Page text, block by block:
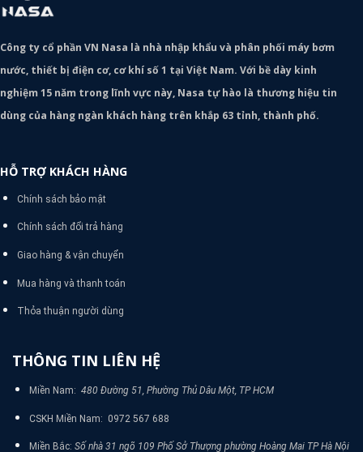
Công ty cổ phần VN Nasa là nhà nhập khẩu và phân phối máy bơm
nước, thiết bị điện cơ, cơ khí số 1 tại Việt Nam. Với bề dày kinh
nghiệm 15 năm trong lĩnh vực này, Nasa tự hào là thương hiệu tin
dùng của hàng ngàn khách hàng trên khắp 63 tỉnh, thành phố.
HỖ TRỢ KHÁCH HÀNG
Chính sách bảo mật
Chính sách đổi trả hàng
Giao hàng & vận chuyển
Mua hàng và thanh toán
Thỏa thuận người dùng
THÔNG TIN LIÊN HỆ
Miền Nam: 480 Đường 51, Phường Thủ Dâu Một, TP HCM
CSKH Miền Nam: 0972 567 688
Miền Bắc: Số nhà 31 ngõ 109 Phố Sở Thượng phường Hoàng Mai TP Hà Nội